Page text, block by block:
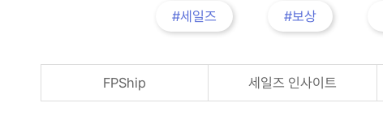
#세일즈 #보상
FPShip 세일즈 인사이트